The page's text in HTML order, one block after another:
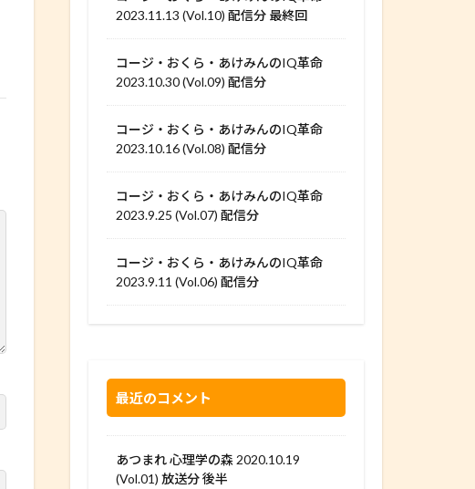
2023.11.13 (Vol.10) 配信分 最終回
コージ・おくら・あけみんのIQ革命
2023.10.30 (Vol.09) 配信分
コージ・おくら・あけみんのIQ革命
2023.10.16 (Vol.08) 配信分
コージ・おくら・あけみんのIQ革命
2023.9.25 (Vol.07) 配信分
コージ・おくら・あけみんのIQ革命
2023.9.11 (Vol.06) 配信分
最近のコメント
あつまれ 心理学の森 2020.10.19
(Vol.01) 放送分 後半